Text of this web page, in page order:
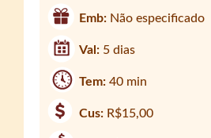
Emb: Não especificado
Val: 5 dias
Tem:40 min
Cus: R$15,00